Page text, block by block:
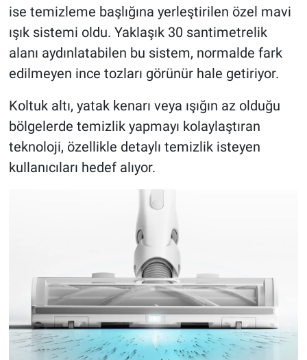
ise temizleme başlığına yerleştirilen özel mavi
ışık sistemi oldu. Yaklaşık 30 santimetrelik
alanı aydınlatabilen bu sistem, normalde fark
edilmeyen ince tozları görünür hale getiriyor.
Koltuk altı, yatak kenarı veya ışığın az olduğu
bölgelerde temizlik yapmayı kolaylaştıran
teknoloji, özellikle detaylı temizlik isteyen
kullanıcıları hedef alıyor.